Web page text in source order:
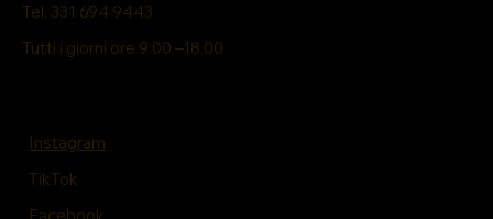
Instagram
TikTok
Tel. 331 694 9443
Tutti i giorni ore 9.00 –18.00